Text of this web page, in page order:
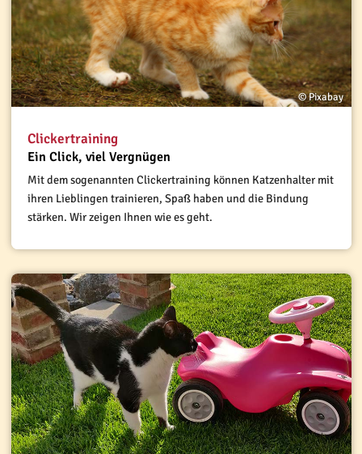
© Pixabay
Clickertraining
Ein Click, viel Vergnügen
Mit dem sogenannten Clickertraining können Katzenhalter mit
ihren Lieblingen trainieren, Spaß haben und die Bindung
stärken. Wir zeigen Ihnen wie es geht.